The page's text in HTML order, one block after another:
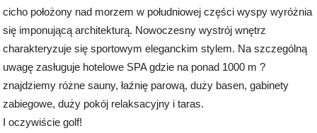
cicho położony nad morzem w południowej części wyspy wyróżnia
się imponującą architekturą. Nowoczesny wystrój wnętrz
charakteryzuje się sportowym eleganckim stylem. Na szczególną
uwagę zasługuje hotelowe SPA gdzie na ponad 1000 m ?
znajdziemy różne sauny, łaźnię parową, duży basen, gabinety
zabiegowe, duży pokój relaksacyjny i taras.
I oczywiście golf!